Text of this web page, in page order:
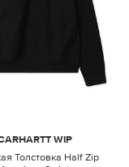
WIP
Толстовка Half Zip